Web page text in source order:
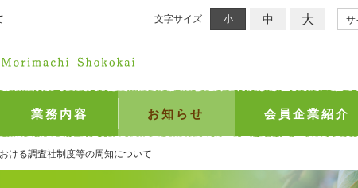
文字サイズ 小 中 大
業務内容 お知らせ 会員企業紹介
ける調査社制度等の周知について